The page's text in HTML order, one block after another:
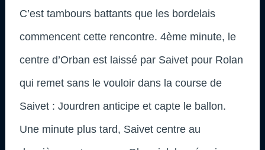
C’est tambours battants que les bordelais
commencent cette rencontre. 4ème minute, le
centre d’Orban est laissé par Saivet pour Rolan
qui remet sans le vouloir dans la course de
Saivet : Jourdren anticipe et capte le ballon.
Une minute plus tard, Saivet centre au